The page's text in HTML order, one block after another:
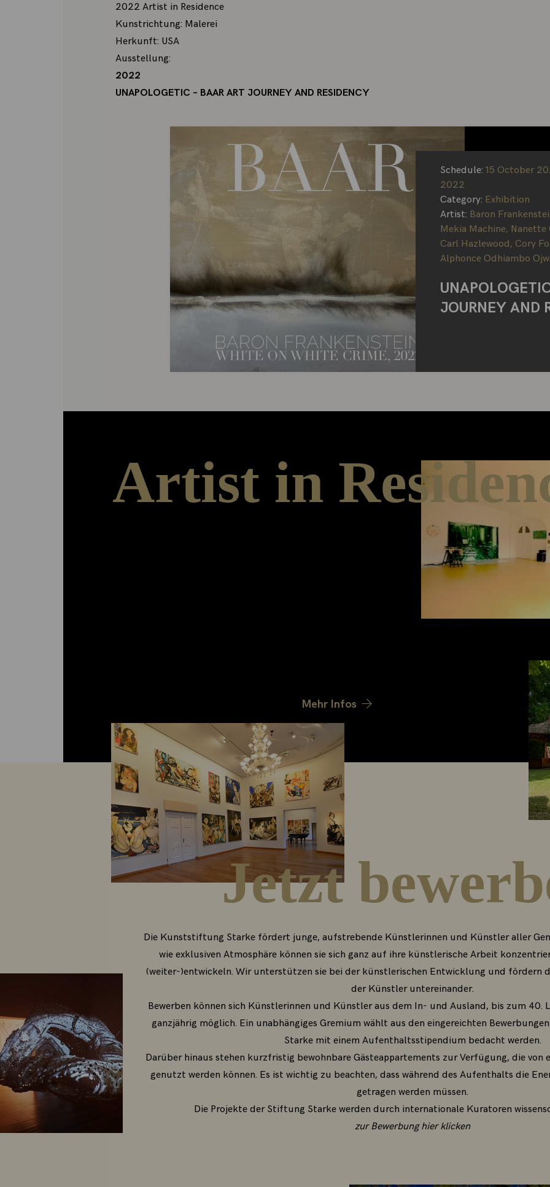
2022 Artist in Residence
Kunstrichtung: Malerei
Herkunft: USA
Ausstellung:
2022
UNAPOLOGETIC – BAAR ART JOURNEY AND RESIDENCY
Schedule: 15 October
2022
Category: Exhibition
Artist: Baron
Mekia Machine, Nanette
Carl Hazlewood, Cory
Alphonce Odhiambo
JOURNEY AND
Artist in
Mehr Infos
Jetzt
Die Kunststiftung Starke fördert junge, aufstrebende Künstlerinnen und Künstler aller
wie exklusiven Atmosphäre können sie sich ganz auf ihre künstlerische Arbeit
(weiter-)entwickeln. Wir unterstützen sie bei der künstlerischen Entwicklung und fördern
der Künstler untereinander.
Bewerben können sich Künstlerinnen und Künstler aus dem In- und Ausland, bis zum 40.
ganzjährig möglich. Ein unabhängiges Gremium wählt aus den eingereichten
Starke mit einem Aufenthaltsstipendium bedacht werden.
Darüber hinaus stehen kurzfristig bewohnbare Gästeappartements zur Verfügung, die
genutzt werden können. Es ist wichtig zu beachten, dass während des Aufenthalts die
getragen werden müssen.
Die Projekte der Stiftung Starke werden durch internationale Kuratoren
zur Bewerbung hier klicken